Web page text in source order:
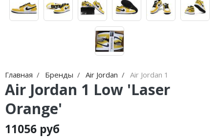
Главная Бренды Air Jordan Air Jordan 1
Air Jordan 1 Low 'Laser
Orange'
11056 руб
Nike Dunk
Nike P-6000
Nike Initiator
Nike Pegasus
adidas Samba
adidas Adistar
adidas adiFOM
adidas Adizero